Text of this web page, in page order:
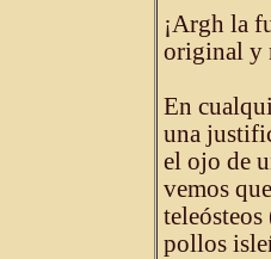
¡Argh la
original y
En
una
el ojo de
vemos
teleósteos
pollos